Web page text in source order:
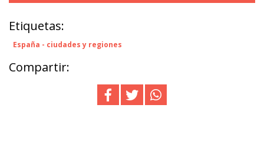
Etiquetas:
España - ciudades y regiones
Compartir: